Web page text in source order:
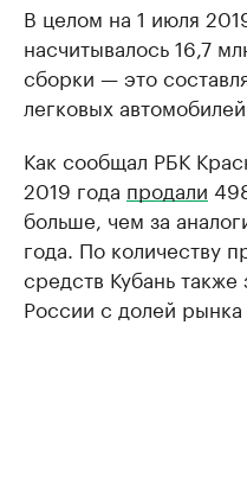
В целом на 1 июля
насчитывалось 16,7
сборки — это
легковых
Как сообщал РБК
2019 года продали
больше, чем за
года. По количеству
средств Кубань
России с долей рынка